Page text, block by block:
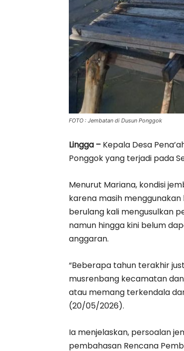
FOTO : Jembatan di Dusun Ponggok
Lingga – Kepala Desa
Ponggok yang terjadi pada
Menurut Mariana, kondisi
karena masih
berulang kali mengusulkan
namun hingga kini belum
anggaran.
“Beberapa tahun terakhir
musrenbang kecamatan
atau memang terkendala
(20/05/2026).
Ia menjelaskan, persoalan
pembahasan Rencana